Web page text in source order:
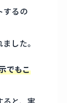
するの
した。
でもこ